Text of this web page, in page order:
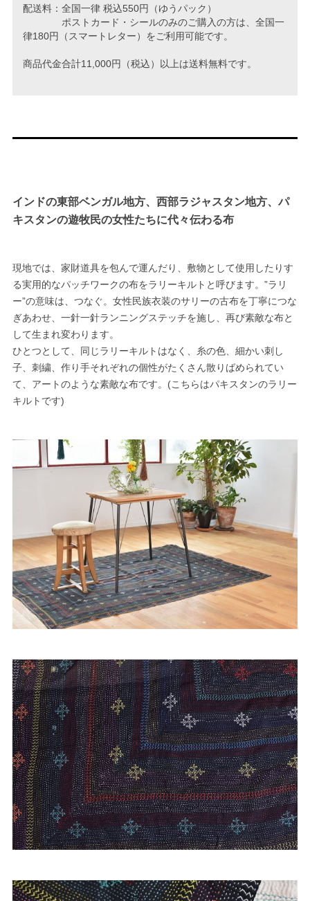
配送料：全国一律 税込550円（ゆうパック）
ポストカード・シールのみのご購入の方は、全国一
律180円（スマートレター）をご利用可能です。
商品代金合計11,000円（税込）以上は送料無料です。
インドの東部ベンガル地方、西部ラジャスタン地方、パ
キスタンの遊牧民の女性たちに代々伝わる布
現地では、家財道具を包んで運んだり、敷物として使用したりす
る実用的なパッチワークの布をラリーキルトと呼びます。”ラリ
ー”の意味は、つなぐ。女性民族衣装のサリーの古布を丁寧につな
ぎあわせ、一針一針ランニングステッチを施し、再び素敵な布と
して生まれ変わります。
ひとつとして、同じラリーキルトはなく、糸の色、細かい刺し
子、刺繍、作り手それぞれの個性がたくさん散りばめられてい
て、アートのような素敵な布です。(こちらはパキスタンのラリー
キルトです)